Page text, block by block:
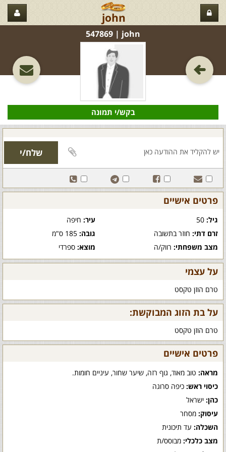
john
john‏ | 547869
בקש/י תמונה
פרטים אישיים
גיל: עיר:חיפה
זרם דתי: חוזר בתשובה גובה:185 ס"מ
מצב משפחתי: רווק/ה מוצא:ספרדי
על עצמי
טרם הוזן טקסט
על בת הזוג המבוקשת:
טרם הוזן טקסט
פרטים אישיים
מראה: טוב מאוד, גוף רזה, שיער שחור, עיניים חומות.
כיסוי ראש: כיפה סרוגה
כהן: ישראל
עיסוק: מסחר
השכלה: עד תיכונית
מצב כלכלי: מבוסס/ת